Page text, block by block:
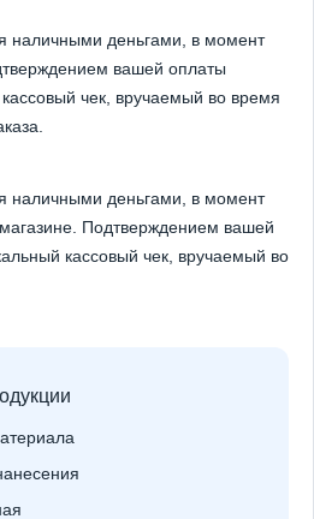
наличными деньгами, в момент
вашей оплаты
чек, вручаемый во время
наличными деньгами, в момент
Подтверждением вашей
кассовый чек, вручаемый во